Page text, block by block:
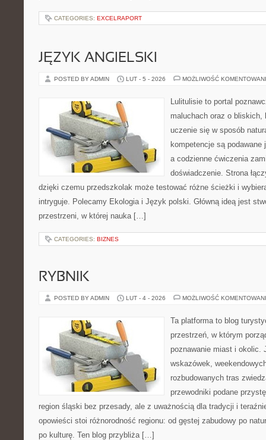
CATEGORIES: EXCELRAPORT
JĘZYK ANGIELSKI
POSTED BY ADMIN LUT - 5 - 2026 MOŻLIWOŚĆ
Lulitulisie to portal
maluchach oraz o
uczenie się w sposób
kompetencje są
a codzienne ćwiczenia
doświadczenie. Strona
dzięki czemu przedszkolak może testować różne ścieżki i
intryguje. Polecamy Ekologia i Język polski. Główną ideą jest
przestrzeni, w której nauka […]
CATEGORIES: BIZNES
RYBNIK
POSTED BY ADMIN LUT - 4 - 2026 MOŻLIWOŚĆ
Ta platforma to blog
przestrzeń, w którym
poznawanie miast i okolic.
wskazówek,
rozbudowanych tras
przewodniki podane
region śląski bez przesady, ale z uważnością dla tradycji i
opowieści stoi różnorodność regionu: od gęstej zabudowy po
po kulturę. Ten blog przybliża […]